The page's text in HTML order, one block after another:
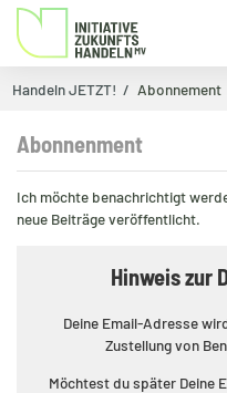
Handeln JETZT! Abonnement
Abonnenment
Ich möchte benachrichtigt
neue Beiträge veröffentlicht.
Hinweis zur
Deine Email-Adresse
Zustellung von
Möchtest du später Deine